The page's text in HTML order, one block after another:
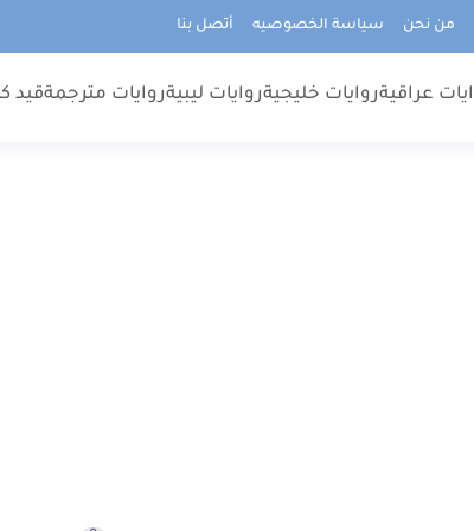
من نحن سياسة الخصوصيه أتصل بنا
عراقيةروايات خليجيةروايات ليبيةروايات مترجمةقيد